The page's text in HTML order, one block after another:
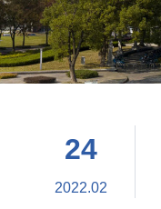
24
2022.02